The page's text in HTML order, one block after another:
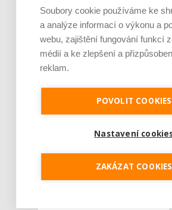
Contipro se totiž zaměřuje i
na oblasti, které prochází
rychlými změnami.
Pozornost je nyní
v laboratořích upřena na
kolem kyseliny hyaluronové
měl v budoucnosti
„Myslíme si, že
přispět k rozvoji umělých
tkání, které by mohly
Soubory cookie používáme ke
a analýze informací o výkonu a
webu, zajištění fungování funkcí
médií a ke zlepšení a
reklam.
POVOLIT COOKIES
Nastavení
ZAKÁZAT COOKIES